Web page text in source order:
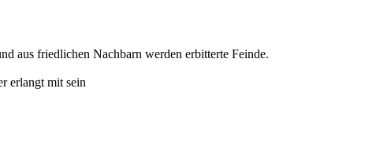
aus friedlichen Nachbarn werden erbitterte Feinde.
erlangt mit sein